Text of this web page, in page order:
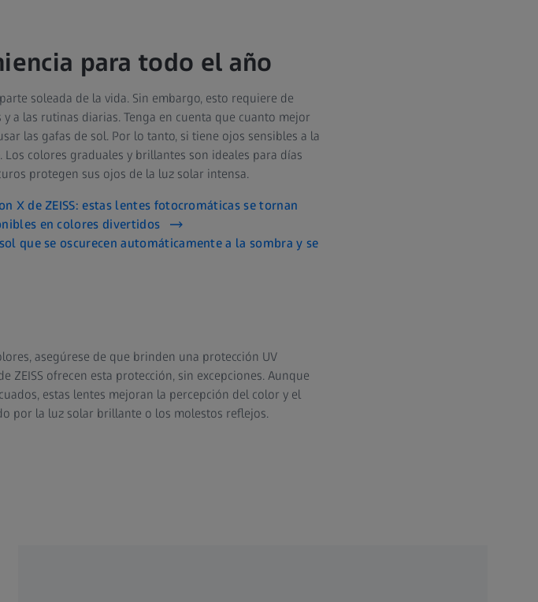
para todo el año
soleada de la vida. Sin embargo, esto requiere de
a las rutinas diarias. Tenga en cuenta que cuanto mejor
las gafas de sol. Por lo tanto, si tiene ojos sensibles a la
colores graduales y brillantes son ideales para días
protegen sus ojos de la luz solar intensa.
X de ZEISS: estas lentes fotocromáticas se tornan
en colores divertidos
que se oscurecen automáticamente a la sombra y se
asegúrese de que brinden una protección UV
ZEISS ofrecen esta protección, sin excepciones. Aunque
estas lentes mejoran la percepción del color y el
por la luz solar brillante o los molestos reflejos.